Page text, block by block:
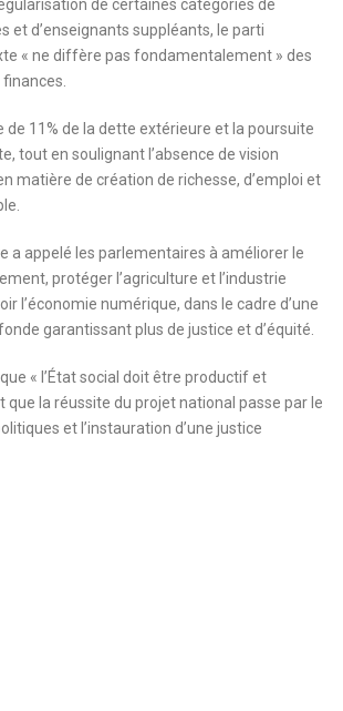
de certaines catégories de
et d’enseignants suppléants, le parti
« ne diffère pas fondamentalement » des
de 11% de la dette extérieure et la poursuite
tout en soulignant l’absence de vision
matière de création de richesse, d’emploi et
a appelé les parlementaires à améliorer le
protéger l’agriculture et l’industrie
l’économie numérique, dans le cadre d’une
garantissant plus de justice et d’équité.
« l’État social doit être productif et
que la réussite du projet national passe par le
et l’instauration d’une justice